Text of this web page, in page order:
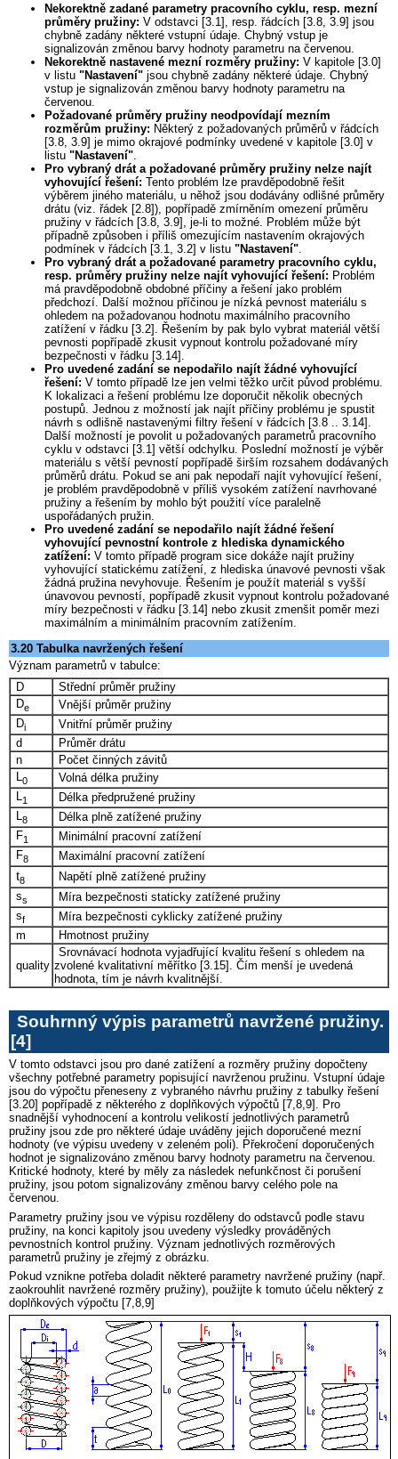
Nekorektně zadané parametry pracovního cyklu, resp. mezní
průměry pružiny: V odstavci [3.1], resp. řádcích [3.8, 3.9] jsou
chybně zadány některé vstupní údaje. Chybný vstup je
signalizován změnou barvy hodnoty parametru na červenou.
Nekorektně nastavené mezní rozměry pružiny: V kapitole [3.0]
v listu "Nastavení" jsou chybně zadány některé údaje. Chybný
vstup je signalizován změnou barvy hodnoty parametru na
červenou.
Požadované průměry pružiny neodpovídají mezním
rozměrům pružiny: Některý z požadovaných průměrů v řádcích
[3.8, 3.9] je mimo okrajové podmínky uvedené v kapitole [3.0] v
listu "Nastavení"
Pro vybraný drát a požadované průměry pružiny nelze najít
vyhovující řešení: Tento problém lze pravděpodobně řešit
výběrem jiného materiálu, u něhož jsou dodávány odlišné průměry
drátu (viz. řádek [2.8]), popřípadě zmírněním omezení průměru
pružiny v řádcích [3.8, 3.9], je-li to možné. Problém může být
případně způsoben i příliš omezujícím nastavením okrajových
podmínek v řádcích [3.1, 3.2] v listu "Nastavení"
Pro vybraný drát a požadované parametry pracovního cyklu,
resp. průměry pružiny nelze najít vyhovující řešení: Problém
má pravděpodobně obdobné příčiny a řešení jako problém
předchozí. Další možnou příčinou je nízká pevnost materiálu s
ohledem na požadovanou hodnotu maximálního pracovního
zatížení v řádku [3.2]. Řešením by pak bylo vybrat materiál větší
pevnosti popřípadě zkusit vypnout kontrolu požadované míry
bezpečnosti v řádku [3.14].
Pro uvedené zadání se nepodařilo najít žádné vyhovující
řešení: V tomto případě lze jen velmi těžko určit původ problému.
K lokalizaci a řešení problému lze doporučit několik obecných
postupů. Jednou z možností jak najít příčiny problému je spustit
návrh s odlišně nastavenými filtry řešení v řádcích [3.8 .. 3.14].
Další možností je povolit u požadovaných parametrů pracovního
cyklu v odstavci [3.1] větší odchylku. Poslední možností je výběr
materiálu s větší pevností popřípadě širším rozsahem dodávaných
průměrů drátu. Pokud se ani pak nepodaří najít vyhovující řešení,
je problém pravděpodobně v příliš vysokém zatížení navrhované
pružiny a řešením by mohlo být použití více paralelně
uspořádaných pružin.
Pro uvedené zadání se nepodařilo najít žádné řešení
vyhovující pevnostní kontrole z hlediska dynamického
zatížení: V tomto případě program sice dokáže najít pružiny
vyhovující statickému zatížení, z hlediska únavové pevnosti však
žádná pružina nevyhovuje. Řešením je použít materiál s vyšší
únavovou pevností, popřípadě zkusit vypnout kontrolu požadované
míry bezpečnosti v řádku [3.14] nebo zkusit zmenšit poměr mezi
maximálním a minimálním pracovním zatížením.
3.20 Tabulka navržených řešení
Význam parametrů v tabulce:
D
Střední průměr pružiny
De
Vnější průměr pružiny
Di
Vnitřní průměr pružiny
d
Průměr drátu
n
Počet činných závitů
L0
Volná délka pružiny
1
Délka předpružené pružiny
L8
Délka plně zatížené pružiny
F1
Minimální pracovní zatížení
F8 Maximální pracovní zatížení
t8
Napětí plně zatížené pružiny
ss
Míra bezpečnosti staticky zatížené pružiny
sf
Míra bezpečnosti cyklicky zatížené pružiny
m
Hmotnost pružiny
quality
Srovnávací hodnota vyjadřující kvalitu řešení s ohledem na
zvolené kvalitativní měřítko [3.15]. Čím menší je uvedená
hodnota, tím je návrh kvalitnější.
Souhrnný výpis parametrů navržené pružiny.
[4]
V tomto odstavci jsou pro dané zatížení a rozměry pružiny dopočteny
všechny potřebné parametry popisující navrženou pružinu. Vstupní údaje
jsou do výpočtu přeneseny z vybraného návrhu pružiny z tabulky řešení
[3.20] popřípadě z některého z doplňkových výpočtů [7,8,9]. Pro
snadnější vyhodnocení a kontrolu velikostí jednotlivých parametrů
pružiny jsou zde pro některé údaje uváděny jejich doporučené mezní
hodnoty (ve výpisu uvedeny v zeleném poli). Překročení doporučených
hodnot je signalizováno změnou barvy hodnoty parametru na červenou.
Kritické hodnoty, které by měly za následek nefunkčnost či porušení
pružiny, jsou potom signalizovány změnou barvy celého pole na
červenou.
Parametry pružiny jsou ve výpisu rozděleny do odstavců podle stavu
pružiny, na konci kapitoly jsou uvedeny výsledky prováděných
pevnostních kontrol pružiny. Význam jednotlivých rozměrových
parametrů pružiny je zřejmý z obrázku.
Pokud vznikne potřeba doladit některé parametry navržené pružiny (např.
zaokrouhlit navržené rozměry pružiny), použijte k tomuto účelu některý z
doplňkových výpočtu [7,8,9]